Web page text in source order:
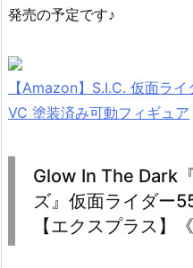
発売の予定です♪
【Amazon】S.I.C. 仮面ラ
VC 塗装済み可動フィギュア
Glow In The Dark
ズ』仮面ライダー
【エクスプラス】